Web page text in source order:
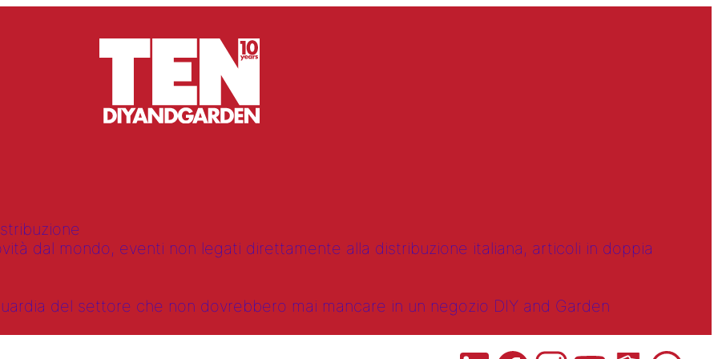
dal mondo, eventi non legati direttamente alla distribuzione italiana, articoli in doppia
del settore che non dovrebbero mai mancare in un negozio DIY and Garden